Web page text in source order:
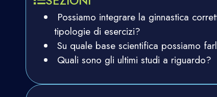
Possiamo integrare la ginnastica
tipologie di esercizi?
Su quale base scientifica possiamo
Quali sono gli ultimi studi a riguardo?